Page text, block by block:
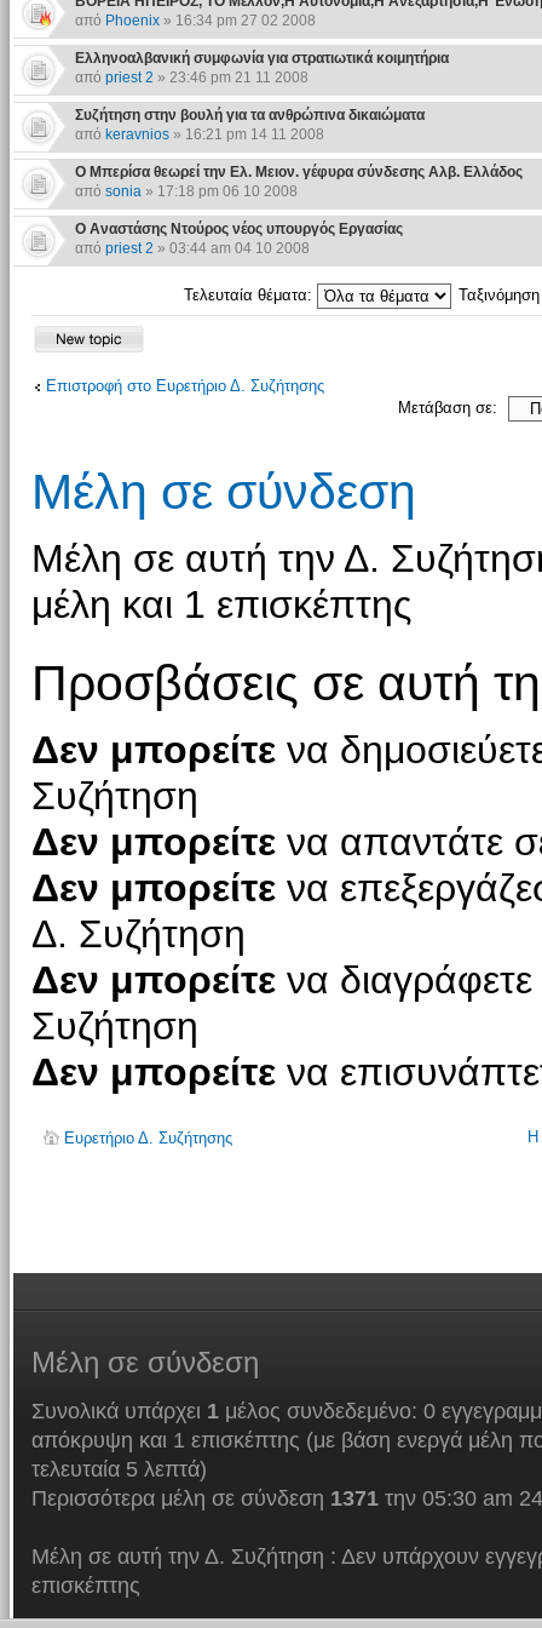
από Phoenix» 16:34 pm 27 02 2008
Ελληνοαλβανική συμφωνία για στρατιωτικά κοιμητήρια
από priest 2 » 23:46 pm 21 11 2008
Συζήτηση στην βουλή για τα ανθρώπινα δικαιώματα
από keravnios» 16:21 pm 14 11 2008
Ο Μπερίσα θεωρεί την Ελ. Μειον. γέφυρα σύνδεσης Αλβ. Ελλάδος
από sonia» 17:18 pm 06 10 2008
Ο Αναστάσης Ντούρος νέος υπουργός Εργασίας
από priest 2 » 03:44 am 04 10 2008
Τελευταία θέματα:
Επιστροφή στο Ευρετήριο Δ. Συζήτησης
Μετάβαση σε:
Μέλη σε σύνδεση
Μέλη σε αυτή την Δ.
μέλη και 1 επισκέπτης
Προσβάσεις σε αυτή
Δεν μπορείτενα
Συζήτηση
Δεν μπορείτενα απαντάτε
Δεν μπορείτενα
Δ. Συζήτηση
Δεν μπορείτενα διαγράφετε
Συζήτηση
Δεν μπορείτενα
Ευρετήριο Δ. Συζήτησης Η
Μέλη σε σύνδεση
Συνολικά υπάρχει 1μέλος συνδεδεμένο: 0
απόκρυψη και 1 επισκέπτης (με βάση ενεργά μέλη
τελευταία 5 λεπτά)
Περισσότερα μέλη σε σύνδεση 1371την 05:30 am
Μέλη σε αυτή την Δ. Συζήτηση : Δεν υπάρχουν
επισκέπτης